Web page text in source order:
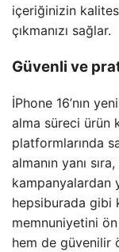
içeriğinizin
çıkmanızı sağlar.
Güvenli ve
İPhone 16’nın
alma süreci ürün
platformlarında
almanın yanı
kampanyalardan
hepsiburada gibi
memnuniyetini
hem de güvenilir